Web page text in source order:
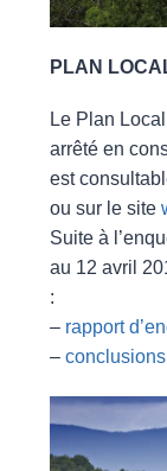
PLAN
Le Plan
arrêté en
est
ou sur le site
Suite à
au 12 avril
:
– rapport
–